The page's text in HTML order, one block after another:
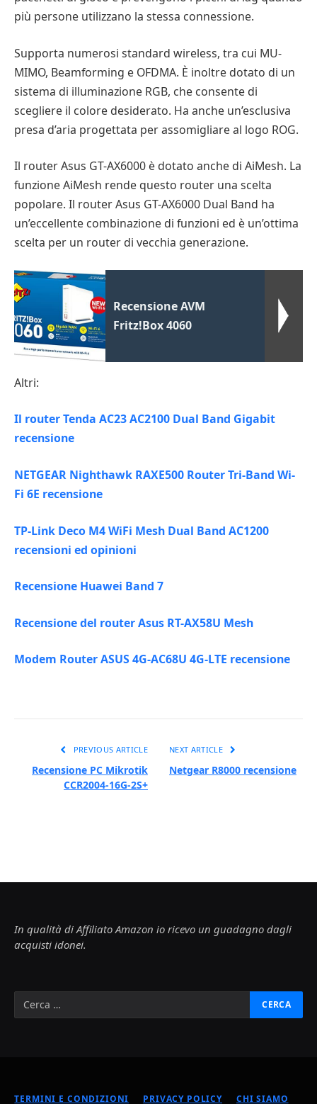
più persone utilizzano la stessa connessione.
Supporta numerosi standard wireless, tra cui MU-
MIMO, Beamforming e OFDMA. È inoltre dotato di un
sistema di illuminazione RGB, che consente di
scegliere il colore desiderato. Ha anche un’esclusiva
presa d’aria progettata per assomigliare al logo ROG.
Il router Asus GT-AX6000 è dotato anche di AiMesh. La
funzione AiMesh rende questo router una scelta
popolare. Il router Asus GT-AX6000 Dual Band ha
un’eccellente combinazione di funzioni ed è un’ottima
scelta per un router di vecchia generazione.
Recensione AVM
Fritz!Box 4060
Altri:
Il router Tenda AC23 AC2100 Dual Band Gigabit
recensione
NETGEAR Nighthawk RAXE500 Router Tri-Band Wi-
Fi 6E recensione
TP-Link Deco M4 WiFi Mesh Dual Band AC1200
recensioni ed opinioni
Recensione Huawei Band 7
Recensione del router Asus RT-AX58U Mesh
Modem Router ASUS 4G-AC68U 4G-LTE recensione
PREVIOUS ARTICLE
Recensione PC Mikrotik
CCR2004-16G-2S+
NEXT ARTICLE
Netgear R8000 recensione
In qualità di Affiliato Amazon io ricevo un guadagno dagli
acquisti idonei.
TERMINI E CONDIZIONI PRIVACY POLICY CHI SIAMO